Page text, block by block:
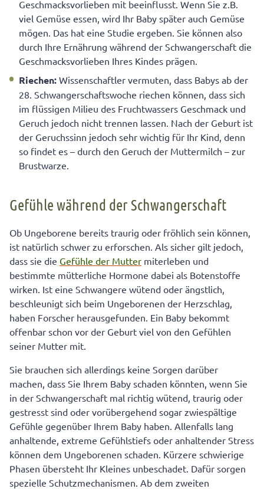
Geschmacksvorlieben mit beeinflusst. Wenn Sie z.B.
viel Gemüse essen, wird Ihr Baby später auch Gemüse
mögen. Das hat eine Studie ergeben. Sie können also
durch Ihre Ernährung während der Schwangerschaft die
Geschmacksvorlieben Ihres Kindes prägen.
Riechen: Wissenschaftler vermuten, dass Babys ab der
28. Schwangerschaftswoche riechen können, dass sich
im flüssigen Milieu des Fruchtwassers Geschmack und
Geruch jedoch nicht trennen lassen. Nach der Geburt ist
der Geruchssinn jedoch sehr wichtig für Ihr Kind, denn
so findet es – durch den Geruch der Muttermilch – zur
Brustwarze.
Gefühle während der Schwangerschaft
Ob Ungeborene bereits traurig oder fröhlich sein können,
ist natürlich schwer zu erforschen. Als sicher gilt jedoch,
dass sie die Gefühle der Mutter miterleben und
bestimmte mütterliche Hormone dabei als Botenstoffe
wirken. Ist eine Schwangere wütend oder ängstlich,
beschleunigt sich beim Ungeborenen der Herzschlag,
haben Forscher herausgefunden. Ein Baby bekommt
offenbar schon vor der Geburt viel von den Gefühlen
seiner Mutter mit.
Sie brauchen sich allerdings keine Sorgen darüber
machen, dass Sie Ihrem Baby schaden könnten, wenn Sie
in der Schwangerschaft mal richtig wütend, traurig oder
gestresst sind oder vorübergehend sogar zwiespältige
Gefühle gegenüber Ihrem Baby haben. Allenfalls lang
anhaltende, extreme Gefühlstiefs oder anhaltender Stress
können dem Ungeborenen schaden. Kürzere schwierige
Phasen übersteht Ihr Kleines unbeschadet. Dafür sorgen
spezielle Schutzmechanismen. Ab dem zweiten